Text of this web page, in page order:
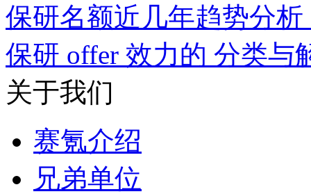
保研名额近几年趋势分
保研 offer 效力的 分类与
关于我们
赛氪介绍
兄弟单位